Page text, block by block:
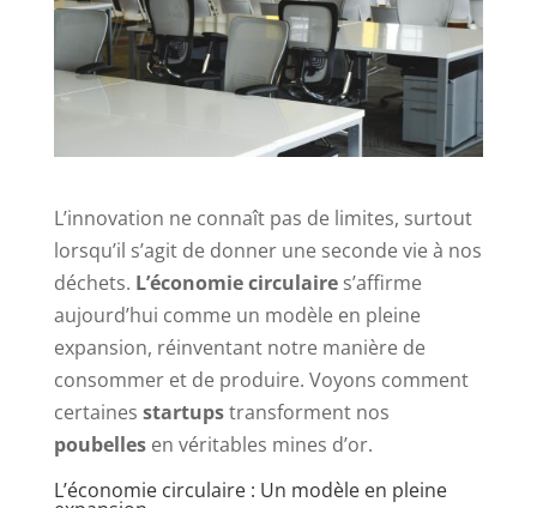
L’innovation ne connaît pas de limites, surtout
lorsqu’il s’agit de donner une seconde vie à nos
déchets. L’économie circulaires’affirme
aujourd’hui comme un modèle en pleine
expansion, réinventant notre manière de
consommer et de produire. Voyons comment
certaines startupstransforment nos
poubellesen véritables mines d’or.
L’économie circulaire : Un modèle en pleine